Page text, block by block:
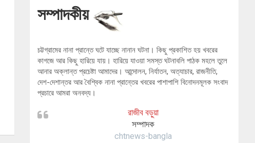
সম্পাদকীয়
চট্টগ্রামের নানা প্রান্তে ঘটে যাচ্ছে নানান ঘটনা। কিছু প্রকাশিত হয় খবরের
কাগজে আর কিছু হারিয়ে যায়। হারিয়ে যাওয়া সমস্ত ঘটনাবলি পাঠক মহলে তুলে
আনার অক্লান্ত প্রচেষ্টা আমাদের। আন্দোলন, নির্যাতন, অত্যাচার, রাজনীতি,
দেশ-দেশান্তর আর বৈশ্বিক নানা প্রান্তের খবরের পাশাপাশি বিনোদনমূলক সংবাদ
প্রচারে আমরা অনবদ্য।
রাজীব বড়ুয়া
সম্পাদক
chtnews-bangla